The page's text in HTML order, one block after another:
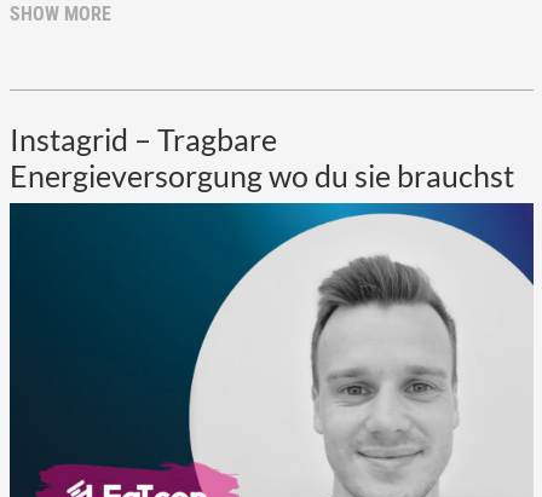
SHOW MORE
Instagrid – Tragbare
Energieversorgung wo du sie brauchst